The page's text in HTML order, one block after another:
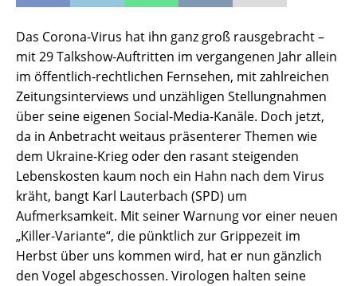
Das Corona-Virus hat ihn ganz groß rausgebracht –
mit 29 Talkshow-Auftritten im vergangenen Jahr allein
im öffentlich-rechtlichen Fernsehen, mit zahlreichen
Zeitungsinterviews und unzähligen Stellungnahmen
über seine eigenen Social-Media-Kanäle. Doch jetzt,
da in Anbetracht weitaus präsenterer Themen wie
dem Ukraine-Krieg oder den rasant steigenden
Lebenskosten kaum noch ein Hahn nach dem Virus
kräht, bangt Karl Lauterbach (SPD) um
Aufmerksamkeit. Mit seiner Warnung vor einer neuen
„Killer-Variante“, die pünktlich zur Grippezeit im
Herbst über uns kommen wird, hat er nun gänzlich
den Vogel abgeschossen. Virologen halten seine